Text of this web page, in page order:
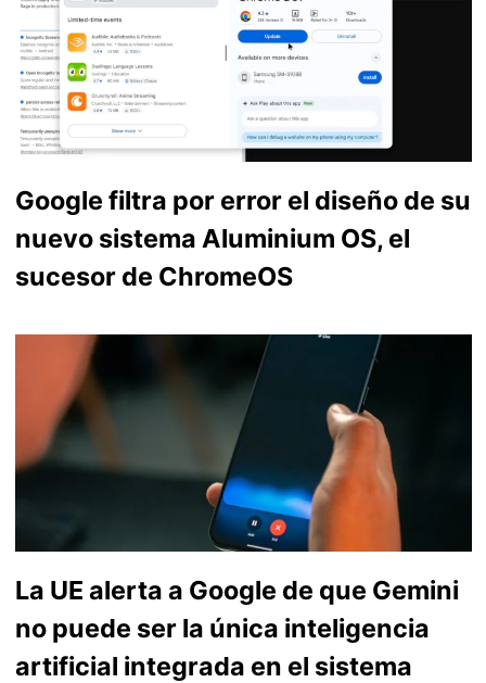
Google filtra por error el diseño de su
nuevo sistema Aluminium OS, el
sucesor de ChromeOS
La UE alerta a Google de que Gemini
no puede ser la única inteligencia
artificial integrada en el sistema